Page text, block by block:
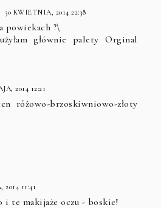
30 KWIETNIA, 2014 22:38
powiekach ?\
głównie palety Orginal
2014 12:21
różowo-brzoskiwniowo-złoty
2014 11:41
i te makijaże oczu - boskie!